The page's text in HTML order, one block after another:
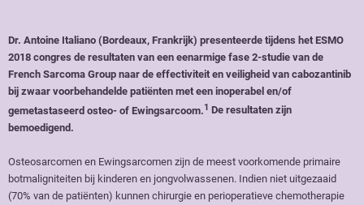
Dr. Antoine Italiano (Bordeaux, Frankrijk) presenteerde tijdens het ESMO
2018 congres de resultaten van een eenarmige fase 2-studie van de
French Sarcoma Group naar de effectiviteit en veiligheid van cabozantinib
bij zwaar voorbehandelde patiënten met een inoperabel en/of
gemetastaseerd osteo- of Ewingsarcoom.1 De resultaten zijn
bemoedigend.
Osteosarcomen en Ewingsarcomen zijn de meest voorkomende primaire
botmaligniteiten bij kinderen en jongvolwassenen. Indien niet uitgezaaid
(70% van de patiënten) kunnen chirurgie en perioperatieve chemotherapie